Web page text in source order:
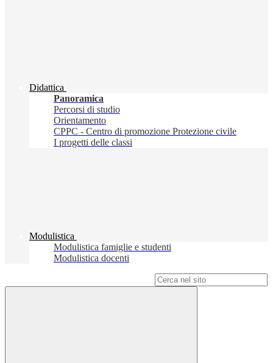
Didattica
Panoramica
Percorsi di studio
Orientamento
CPPC - Centro di promozione Protezione civile
I progetti delle classi
Modulistica
Modulistica famiglie e studenti
Modulistica docenti